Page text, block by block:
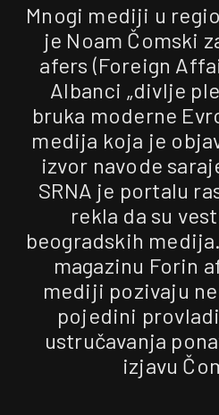
Mnogi mediji u
je Noam Čomski
afers (Foreign
Albanci „divlje
bruka moderne
medija koja je
izvor navode
SRNA je portalu
rekla da su
beogradskih
magazinu Forin
mediji pozivaju
pojedini
ustručavanja
izjavu